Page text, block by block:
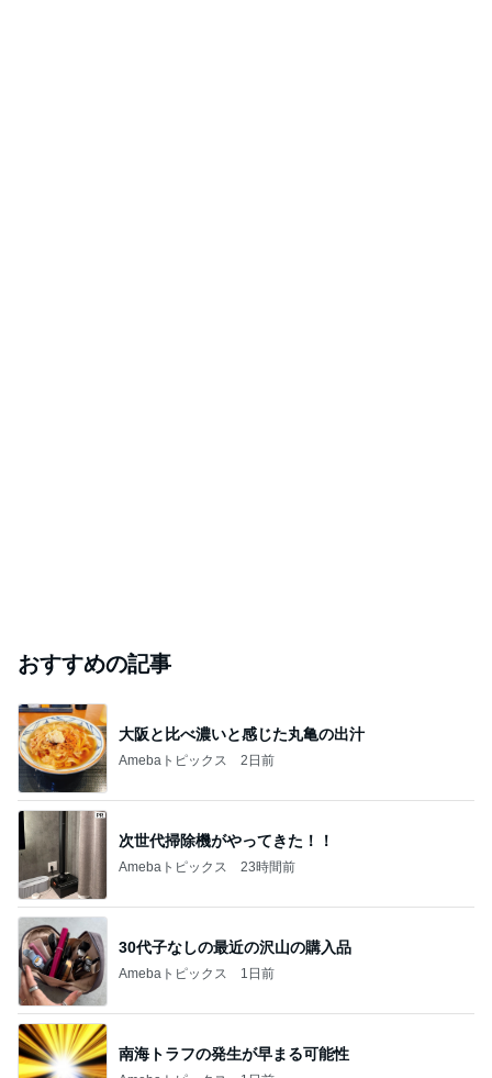
おすすめの記事
大阪と比べ濃いと感じた丸亀の出汁
Amebaトピックス 2日前
次世代掃除機がやってきた！！
Amebaトピックス 23時間前
30代子なしの最近の沢山の購入品
Amebaトピックス 1日前
南海トラフの発生が早まる可能性